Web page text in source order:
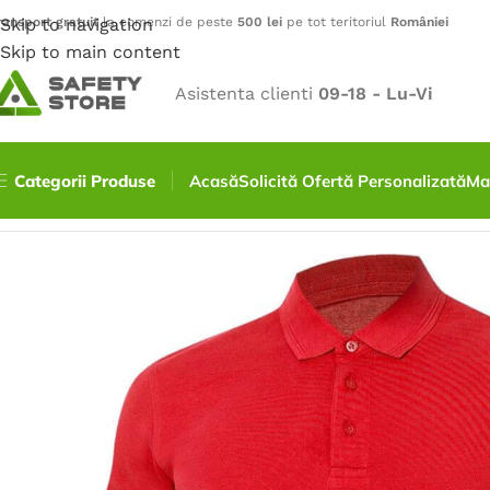
Skip to navigation
Skip to main content
gratuitla comenzi de peste 500 lei pe tot teritoriul României
Asistenta clienti 09-18 - Lu-Vi
Categorii Produse AcasăSolicită Ofertă Personalizată